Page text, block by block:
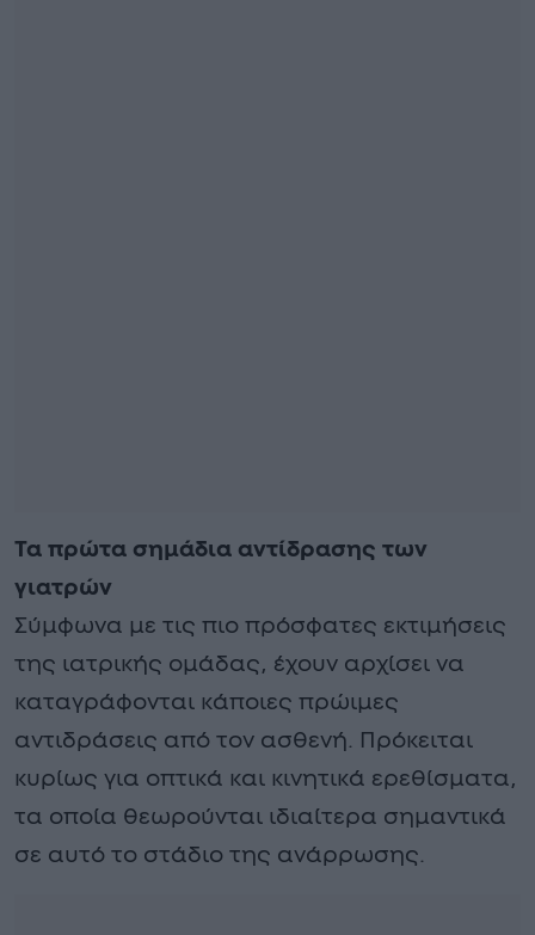
Τα πρώτα σημάδια αντίδρασης των
γιατρών
Σύμφωνα με τις πιο πρόσφατες εκτιμήσεις
της ιατρικής ομάδας, έχουν αρχίσει να
καταγράφονται κάποιες πρώιμες
αντιδράσεις από τον ασθενή. Πρόκειται
κυρίως για οπτικά και κινητικά ερεθίσματα,
τα οποία θεωρούνται ιδιαίτερα σημαντικά
σε αυτό το στάδιο της ανάρρωσης.